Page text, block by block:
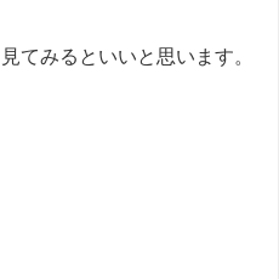
てみるといいと思います。